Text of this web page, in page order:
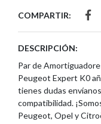
COMPARTIR:
DESCRIPCIÓN:
Par de
Peugeot Expert K0
tienes dudas
compatibilidad.
Peugeot, Opel y